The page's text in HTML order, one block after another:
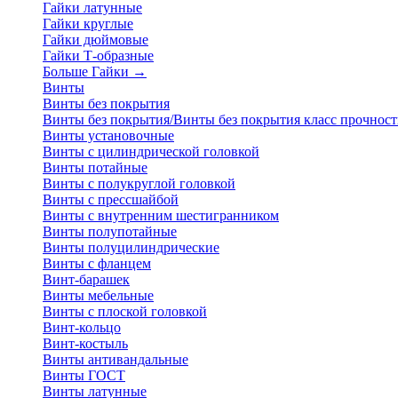
Гайки латунные
Гайки круглые
Гайки дюймовые
Гайки Т-образные
Больше Гайки →
Винты
Винты без покрытия
Винты без покрытия/Винты без покрытия класс
Винты установочные
Винты с цилиндрической головкой
Винты потайные
Винты с полукруглой головкой
Винты с прессшайбой
Винты с внутренним шестигранником
Винты полупотайные
Винты полуцилиндрические
Винты с фланцем
Винт-барашек
Винты мебельные
Винты с плоской головкой
Винт-кольцо
Винт-костыль
Винты антивандальные
Винты ГОСТ
Винты латунные